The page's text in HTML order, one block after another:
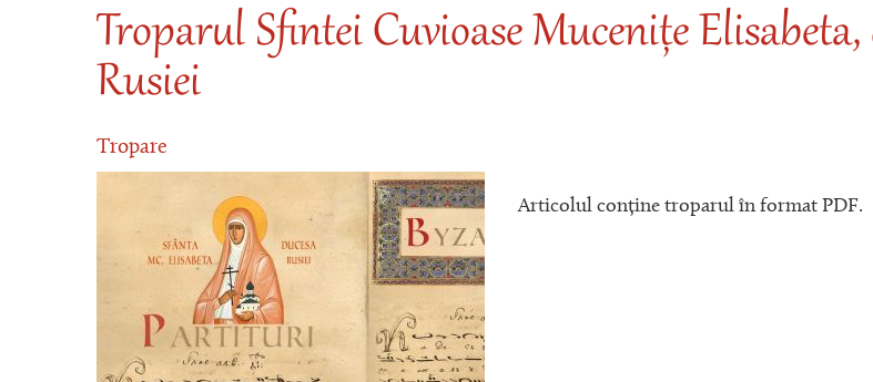
Troparul Sfintei Cuvioase Mucenițe Elisabeta,
Rusiei
Tropare
Articolul conține troparul în format PDF.